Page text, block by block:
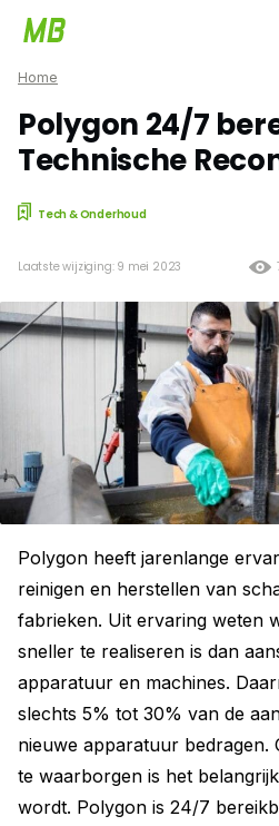
Home
Polygon 24/7
Technische
Tech & Onderhoud
Laatste wijziging: 9 mei 2023
Polygon heeft jarenlange
reinigen en herstellen van
fabrieken. Uit ervaring weten
sneller te realiseren is dan
apparatuur en machines.
slechts 5% tot 30% van de
nieuwe apparatuur bedragen.
te waarborgen is het
wordt. Polygon is 24/7